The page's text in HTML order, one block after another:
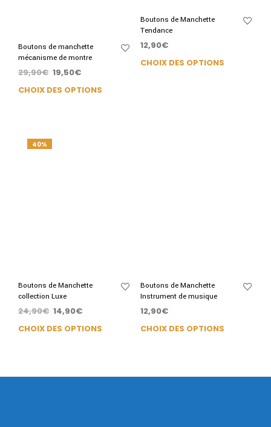
Boutons de manchette
mécanisme de montre
29,90€ 19,50€
CHOIX DES OPTIONS
Boutons de Manchette
Tendance
12,90€
CHOIX DES OPTIONS
40%
Boutons de Manchette
collection Luxe
24,90€ 14,90€
CHOIX DES OPTIONS
Boutons de Manchette
Instrument de musique
12,90€
CHOIX DES OPTIONS